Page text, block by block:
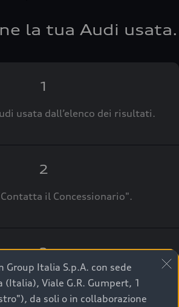
la tua Audi usata.
1
usata dall’elenco dei risultati.
2
il Concessionario".
3
ricontattato dal Customer Care
dal Concessionario
Group Italia S.p.A. con sede
(Italia), Viale G.R. Gumpert, 1
da soli o in collaborazione